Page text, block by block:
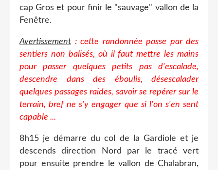
cap Gros et pour finir le "sauvage" vallon de la
Fenêtre.
Avertissement : cette randonnée passe par des
sentiers non balisés, où il faut mettre les mains
pour passer quelques petits pas d'escalade,
descendre dans des éboulis, désescalader
quelques passages raides, savoir se repérer sur le
terrain, bref ne s'y engager que si l'on s'en sent
capable ...
8h15 je démarre du col de la Gardiole et je
descends direction Nord par le tracé vert
pour ensuite prendre le vallon de Chalabran,